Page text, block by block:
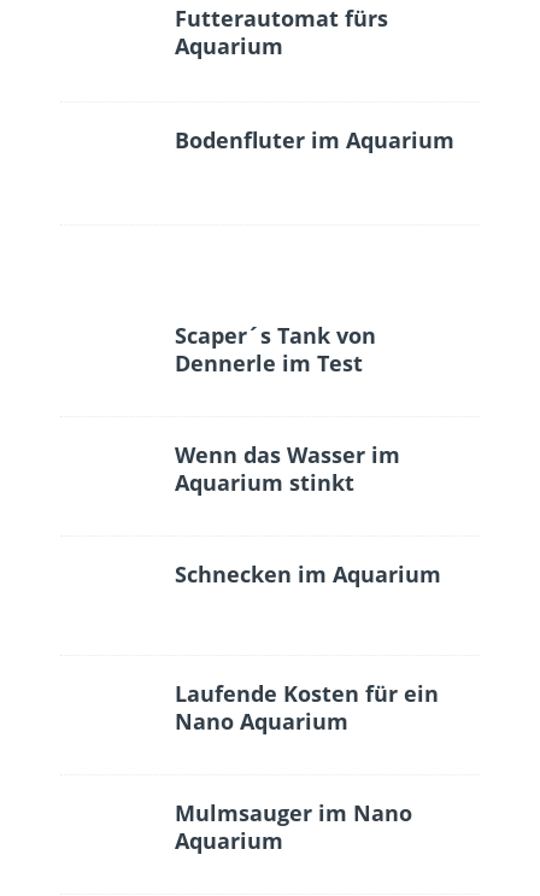
Futterautomat fürs
Aquarium
Bodenfluter im Aquarium
Scaper´s Tank von
Dennerle im Test
Wenn das Wasser im
Aquarium stinkt
Schnecken im Aquarium
Laufende Kosten für ein
Nano Aquarium
Mulmsauger im Nano
Aquarium